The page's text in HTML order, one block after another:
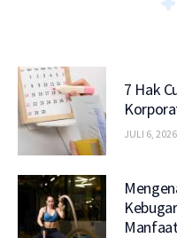
7 Hak
JULI 6, 2026